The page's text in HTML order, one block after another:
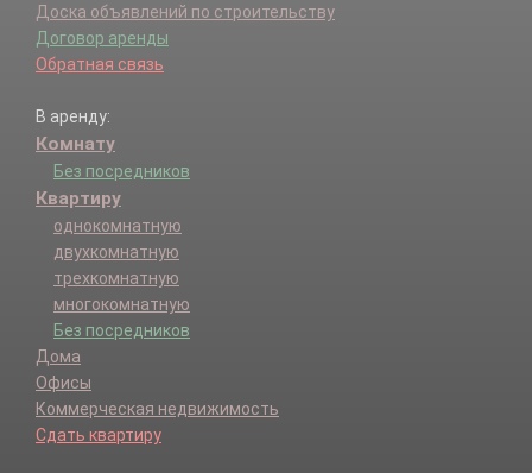
Доска объявлений по строительству
Договор аренды
Обратная связь
В аренду:
Комнату
Без посредников
Квартиру
однокомнатную
двухкомнатную
трехкомнатную
многокомнатную
Без посредников
Дома
Офисы
Коммерческая недвижимость
Сдать квартиру